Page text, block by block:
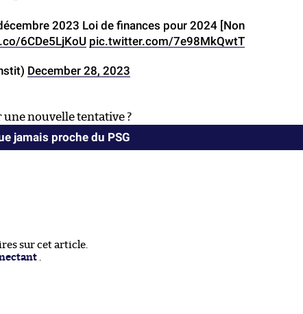
2023 Loi de finances pour 2024 [Non
6CDe5LjKoU pic.twitter.com/7e98MkQwtT
December 28, 2023
une nouvelle tentative ?
jamais proche du PSG
sur cet article.